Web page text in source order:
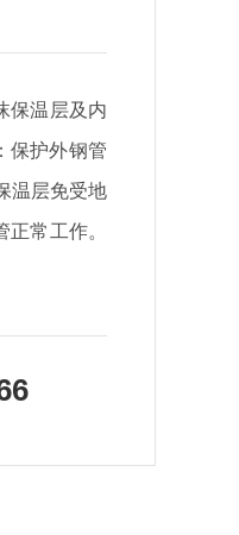
保温层及内
保护外钢管
温层免受地
常工作。